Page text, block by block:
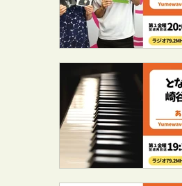
【FM-YRC】魔女michの隠れ
家から(mich)■2026年8月7日
(金)20:00